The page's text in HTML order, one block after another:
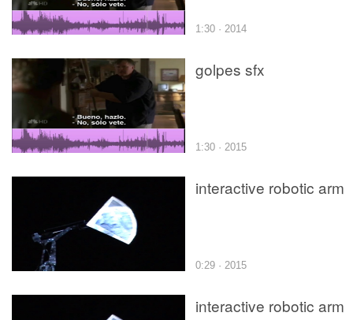
1:30 · 2014
golpes sfx
1:30 · 2015
interactive robotic arm
0:29 · 2015
interactive robotic arm